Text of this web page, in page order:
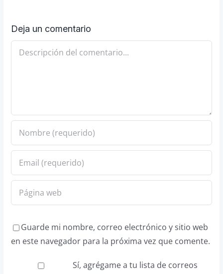
Deja un comentario
Comentario
Guarde mi nombre, correo electrónico y sitio web
en este navegador para la próxima vez que comente.
Sí, agrégame a tu lista de correos